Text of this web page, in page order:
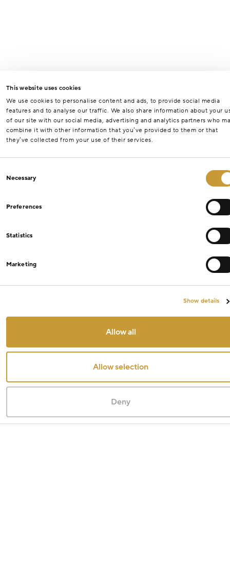
This website uses cookies
We use cookies to personalise content and ads, to provide social media
features and to analyse our traffic. We also share information about your
of our site with our social media, advertising and analytics partners who
combine it with other information that you’ve provided to them or that
they’ve collected from your use of their services.
Selection
Necessary
Preferences
Statistics
Marketing
Show details
Allow all
Allow selection
Deny